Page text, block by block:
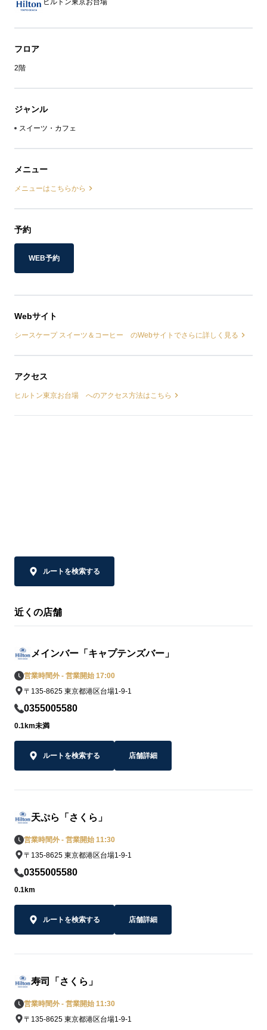
フロア
2階
ジャンル
スイーツ・カフェ
メニュー
メニューはこちらから
予約
WEB予約
Webサイト
シースケープ スイーツ＆コーヒー のWebサイトでさらに詳しく見る
アクセス
ヒルトン東京お台場 へのアクセス方法はこちら
ルートを検索する
近くの店舗
メインバー「キャプテンズバー」
営業時間外 - 営業開始 17:00
〒135-8625 東京都港区台場1-9-1
0355005580
0.1km未満
ルートを検索する 店舗詳細
天ぷら「さくら」
営業時間外 - 営業開始 11:30
〒135-8625 東京都港区台場1-9-1
0355005580
0.1km
ルートを検索する 店舗詳細
寿司「さくら」
営業時間外 - 営業開始 11:30
〒135-8625 東京都港区台場1-9-1